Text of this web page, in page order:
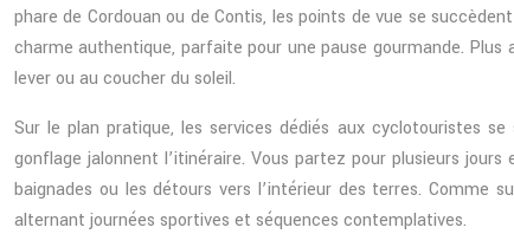
phare de Cordouan ou de Contis, les points de vue se
charme authentique, parfaite pour une pause gourmande.
lever ou au coucher du soleil.
Sur le plan pratique, les services dédiés aux cyclotouristes
gonflage jalonnent l’itinéraire. Vous partez pour plusieurs
baignades ou les détours vers l’intérieur des terres. Comme
alternant journées sportives et séquences contemplatives.